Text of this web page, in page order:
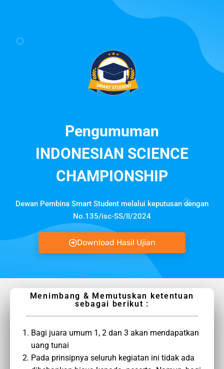
Pengumuman
INDONESIAN SCIENCE
CHAMPIONSHIP
Dewan Pembina Smart Student melalui keputusan dengan
No.135/isc-SS/II/2024
Download Hasil Ujian
Menimbang & Memutuskan ketentuan
sebagai berikut :
Bagi juara umum 1, 2 dan 3 akan mendapatkan
uang tunai
Pada prinsipnya seluruh kegiatan ini tidak ada